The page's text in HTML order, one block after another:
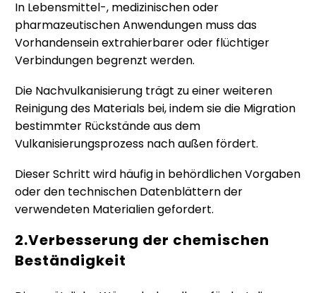
In Lebensmittel-, medizinischen oder
pharmazeutischen Anwendungen muss das
Vorhandensein extrahierbarer oder flüchtiger
Verbindungen begrenzt werden.
Die Nachvulkanisierung trägt zu einer weiteren
Reinigung des Materials bei, indem sie die Migration
bestimmter Rückstände aus dem
Vulkanisierungsprozess nach außen fördert.
Dieser Schritt wird häufig in behördlichen Vorgaben
oder den technischen Datenblättern der
verwendeten Materialien gefordert.
2.Verbesserung der chemischen
Beständigkeit